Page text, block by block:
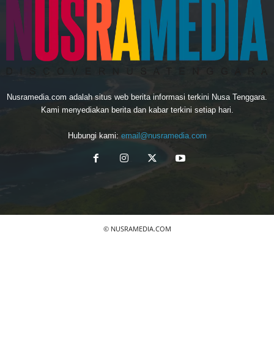
Nusramedia.com adalah situs web berita informasi terkini Nusa Tenggara.
Kami menyediakan berita dan kabar terkini setiap hari.
Hubungi kami: email@nusramedia.com
© NUSRAMEDIA.COM